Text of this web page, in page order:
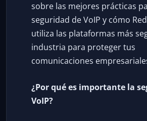
sobre las mejores prácticas
seguridad de VoIP y cómo
utiliza las plataformas más
industria para proteger tus
comunicaciones
¿Por qué es importante la
VoIP?